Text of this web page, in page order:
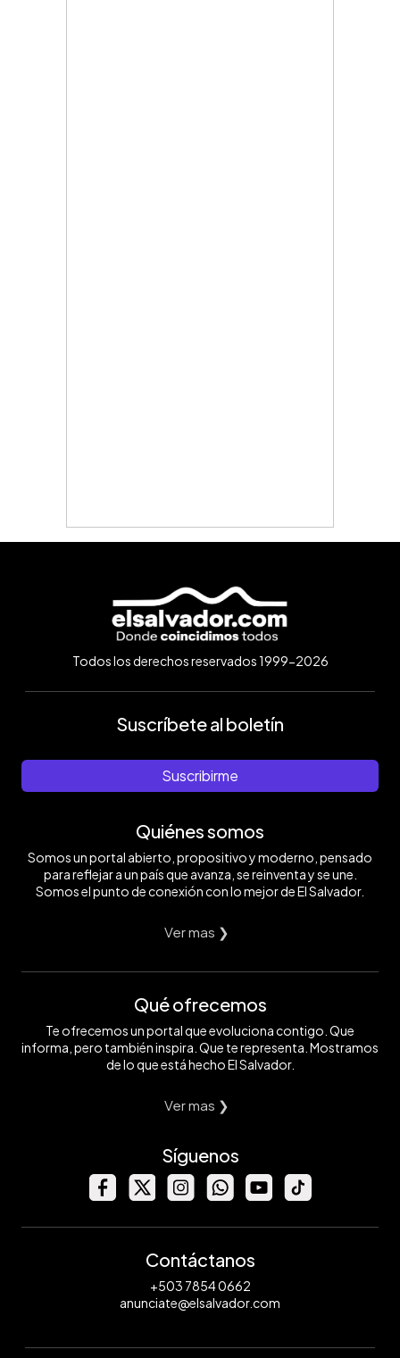
Todos los derechos reservados 1999-2026
Suscríbete al boletín
Suscribirme
Quiénes somos
Somos un portal abierto, propositivo y moderno, pensado
para reflejar a un país que avanza, se reinventa y se une.
Somos el punto de conexión con lo mejor de El Salvador.
Ver mas ❯
Qué ofrecemos
Te ofrecemos un portal que evoluciona contigo. Que
informa, pero también inspira. Que te representa. Mostramos
de lo que está hecho El Salvador.
Ver mas ❯
Síguenos
Contáctanos
+503 7854 0662
anunciate@elsalvador.com